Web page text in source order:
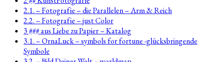
2.1. – Fotografie – die Parallelen – Arm & Reich
2.2. – Fotografie – just Color
3 ### aus Liebe zu Papier – Katalog
3.1. – OrnaLuck – symbols for fortune -glücksbringende
Symbole